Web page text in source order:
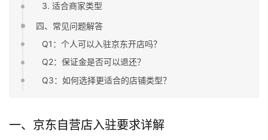
3. 适合商家类型
四、常见问题解答
Q1：个人可以入驻京东开店吗？
Q2：保证金是否可以退还？
Q3：如何选择更适合的店铺类型？
一、京东自营店入驻要求详解